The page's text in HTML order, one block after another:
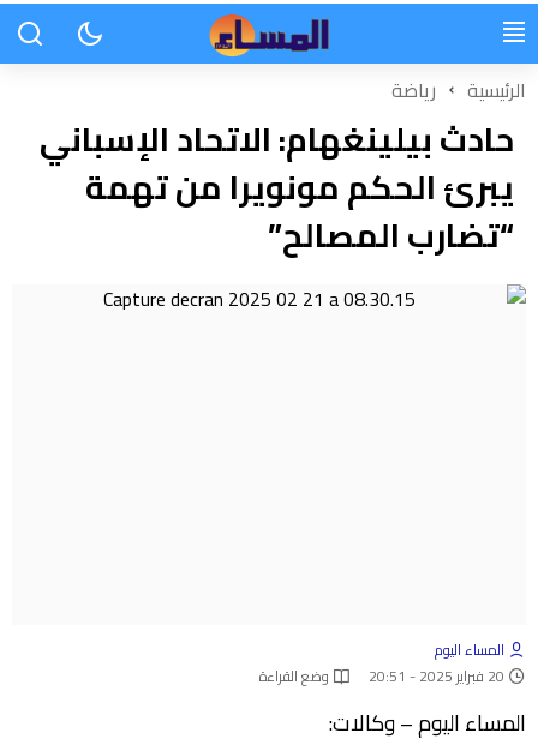
الرئيسية رياضة
حادث بيلينغهام: الاتحاد الإسباني
يبرئ الحكم مونويرا من تهمة
“تضارب المصالح”
المساء اليوم
20 فبراير 2025 - 20:51
وضع القراءة
المساء اليوم – وكالات: